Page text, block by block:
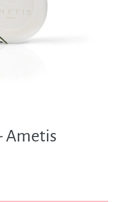
Ametis